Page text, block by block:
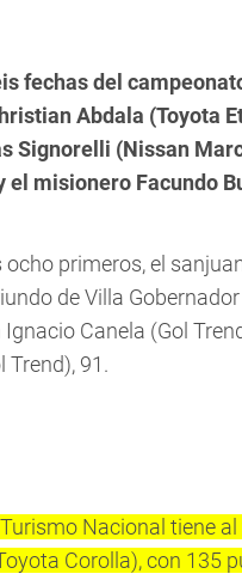
fechas del
Abdala (Toyota
Signorelli (Nissan
el misionero Facundo
primeros, el
de Villa
Canela (Gol
Trend), 91.
Nacional tiene
Corolla), con 135